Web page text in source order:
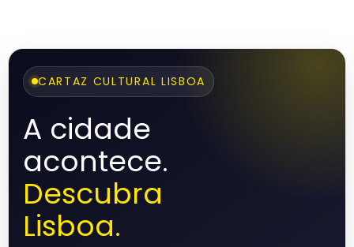
CARTAZ CULTURAL LISBOA
A cidade
acontece.
Descubra
Lisboa.